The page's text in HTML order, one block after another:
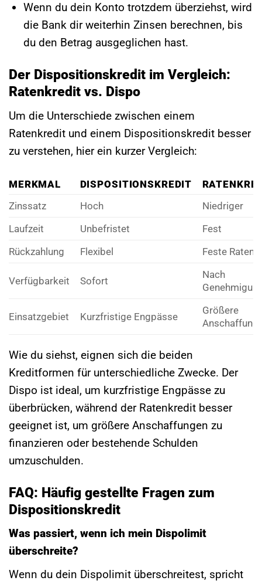
Wenn du dein Konto trotzdem überziehst, wird
die Bank dir weiterhin Zinsen berechnen, bis
du den Betrag ausgeglichen hast.
Der Dispositionskredit im Vergleich:
Ratenkredit vs. Dispo
Um die Unterschiede zwischen einem
Ratenkredit und einem Dispositionskredit besser
zu verstehen, hier ein kurzer Vergleich:
MERKMAL DISPOSITIONSKREDIT
Zinssatz
Hoch
Niedriger
Laufzeit
Unbefristet
Fest
Rückzahlung
Flexibel Feste Raten
Verfügbarkeit Sofort
Nach
Einsatzgebiet Kurzfristige Engpässe
Größere
Wie du siehst, eignen sich die beiden
Kreditformen für unterschiedliche Zwecke. Der
Dispo ist ideal, um kurzfristige Engpässe zu
überbrücken, während der Ratenkredit besser
geeignet ist, um größere Anschaffungen zu
finanzieren oder bestehende Schulden
umzuschulden.
FAQ: Häufig gestellte Fragen zum
Dispositionskredit
Was passiert, wenn ich mein Dispolimit
überschreite?
Wenn du dein Dispolimit überschreitest, spricht